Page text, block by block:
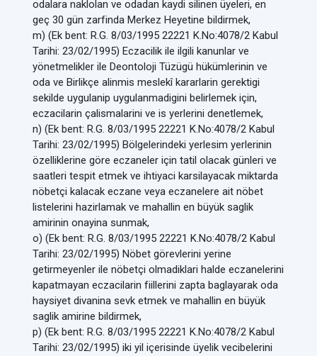
odalara naklolan ve odadan kaydi silinen üyeleri, en
geç 30 gün zarfinda Merkez Heyetine bildirmek,
m) (Ek bent: R.G. 8/03/1995 22221 K.No:4078/2 Kabul
Tarihi: 23/02/1995) Eczacilik ile ilgili kanunlar ve
yönetmelikler ile Deontoloji Tüzügü hükümlerinin ve
oda ve Birlikçe alinmis meslekî kararlarin gerektigi
sekilde uygulanip uygulanmadigini belirlemek için,
eczacilarin çalismalarini ve is yerlerini denetlemek,
n) (Ek bent: R.G. 8/03/1995 22221 K.No:4078/2 Kabul
Tarihi: 23/02/1995) Bölgelerindeki yerlesim yerlerinin
özelliklerine göre eczaneler için tatil olacak günleri ve
saatleri tespit etmek ve ihtiyaci karsilayacak miktarda
nöbetçi kalacak eczane veya eczanelere ait nöbet
listelerini hazirlamak ve mahallin en büyük saglik
amirinin onayina sunmak,
o) (Ek bent: R.G. 8/03/1995 22221 K.No:4078/2 Kabul
Tarihi: 23/02/1995) Nöbet görevlerini yerine
getirmeyenler ile nöbetçi olmadiklari halde eczanelerini
kapatmayan eczacilarin fiillerini zapta baglayarak oda
haysiyet divanina sevk etmek ve mahallin en büyük
saglik amirine bildirmek,
p) (Ek bent: R.G. 8/03/1995 22221 K.No:4078/2 Kabul
Tarihi: 23/02/1995) iki yil içerisinde üyelik vecibelerini